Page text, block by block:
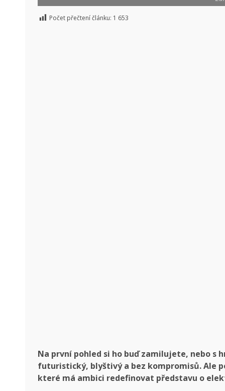
Počet přečtení článku: 1 653
Na první pohled si ho buď zamilujete, nebo s
futuristický, blyštivý a bez kompromisů. Ale
které má ambici redefinovat představu o